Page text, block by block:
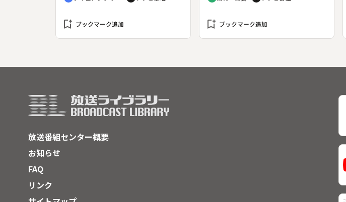
bookmark_add ブックマーク追加
子氏が、民話の世界から自然と人間
は「坊さんに化けた岩魚」、「小さ
こに自然との共生へのヒントがあ
bookmark_add ブックマーク追加
放送番組センター概要
お知らせ
FAQ
リンク